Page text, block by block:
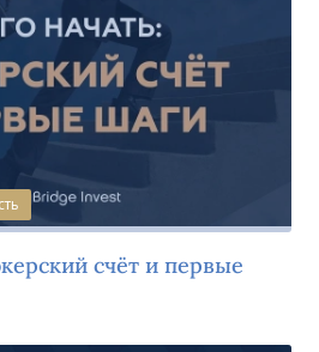
счёт и первые